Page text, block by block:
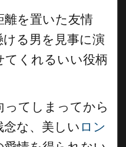
離を置いた友情
る男を見事に演
てくれるいい役柄
ってしまってから
な、美しい ロン